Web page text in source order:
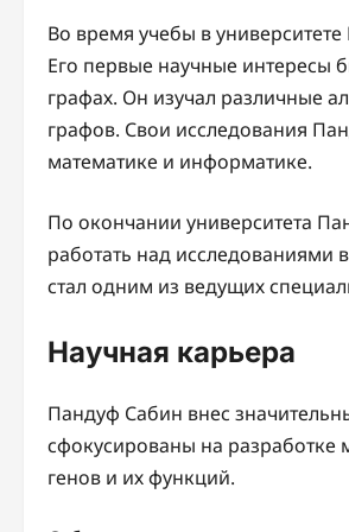
Во время учебы в
Его первые научные интересы
графах. Он изучал различные
графов. Свои исследования
математике и информатике.
По окончании университета
работать над исследованиями
стал одним из ведущих
Научная карьера
Пандуф Сабин внес
сфокусированы на разработке
генов и их функций.